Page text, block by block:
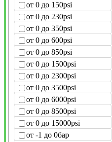
от 0 до 150psi
от 0 до 230psi
от 0 до 350psi
от 0 до 600psi
от 0 до 850psi
от 0 до 1500psi
от 0 до 2300psi
от 0 до 3500psi
от 0 до 6000psi
от 0 до 8500psi
от 0 до 15000psi
от -1 до 0бар